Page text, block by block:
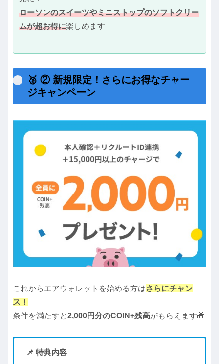
ローソンのスイーツやミニストップのソフトクリー
ムが超お得に楽しめます！
🥈 ② 新規限定！さらにお得なチャー
ジキャンペーン
これからエアウォレットを始める方はさらにチャン
ス！
条件を満たすと2,000円分のCOIN+残高がもらえます🎁
📌 特典内容